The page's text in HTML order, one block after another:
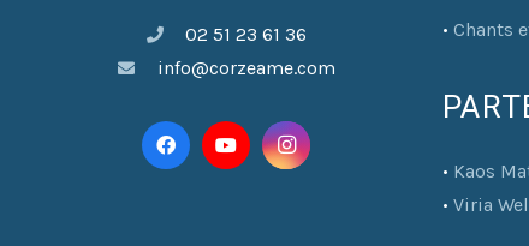
02 51 23 61 36
info@corzeame.com
• Chants
• Kaos
• Viria